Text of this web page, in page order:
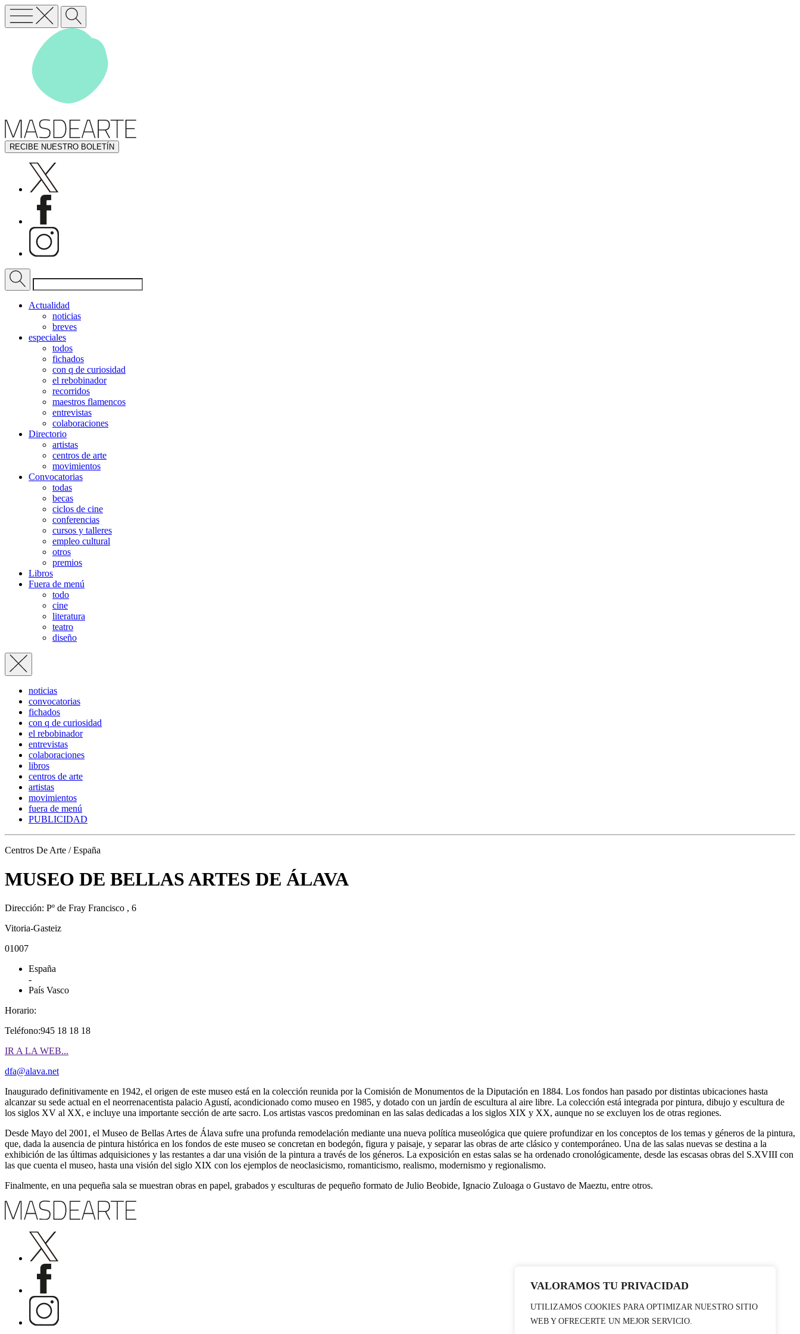
VALORAMOS TU PRIVACIDAD
UTILIZAMOS COOKIES PARA OPTIMIZAR NUESTRO SITIO
WEB Y OFRECERTE UN MEJOR SERVICIO.
RECIBE NUESTRO BOLETÍN
Actualidad
noticias
breves
especiales
todos
fichados
con q de curiosidad
el rebobinador
recorridos
maestros flamencos
entrevistas
colaboraciones
Directorio
artistas
centros de arte
movimientos
Convocatorias
todas
becas
ciclos de cine
conferencias
cursos y talleres
empleo cultural
otros
premios
Libros
Fuera de menú
todo
cine
literatura
teatro
diseño
noticias
convocatorias
fichados
con q de curiosidad
el rebobinador
entrevistas
colaboraciones
libros
centros de arte
artistas
movimientos
fuera de menú
PUBLICIDAD
Centros De Arte / España
MUSEO DE BELLAS ARTES DE ÁLAVA
Dirección: Pº de Fray Francisco , 6
Vitoria-Gasteiz
01007
España
-
País Vasco
Horario:
Teléfono:945 18 18 18
IR A LA WEB...
dfa@alava.net
Inaugurado definitivamente en 1942, el origen de este museo está en la colección reunida por la Comisión de Monumentos de la Diputación en 1884. Los fondos han pasado por distintas ubicaciones hasta
alcanzar su sede actual en el neorrenacentista palacio Agustí, acondicionado como museo en 1985, y dotado con un jardín de escultura al aire libre. La colección está integrada por pintura, dibujo y escultura de
los siglos XV al XX, e incluye una importante sección de arte sacro. Los artistas vascos predominan en las salas dedicadas a los siglos XIX y XX, aunque no se excluyen los de otras regiones.
Desde Mayo del 2001, el Museo de Bellas Artes de Álava sufre una profunda remodelación mediante una nueva política museológica que quiere profundizar en los conceptos de los temas y géneros de la pintura,
que, dada la ausencia de pintura histórica en los fondos de este museo se concretan en bodegón, figura y paisaje, y separar las obras de arte clásico y contemporáneo. Una de las salas nuevas se destina a la
exhibición de las últimas adquisiciones y las restantes a dar una visión de la pintura a través de los géneros. La exposición en estas salas se ha ordenado cronológicamente, desde las escasas obras del S.XVIII con
las que cuenta el museo, hasta una visión del siglo XIX con los ejemplos de neoclasicismo, romanticismo, realismo, modernismo y regionalismo.
Finalmente, en una pequeña sala se muestran obras en papel, grabados y esculturas de pequeño formato de Julio Beobide, Ignacio Zuloaga o Gustavo de Maeztu, entre otros.